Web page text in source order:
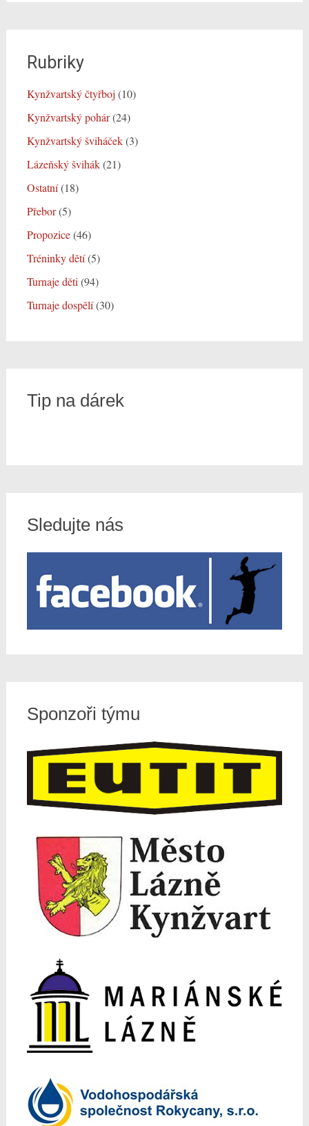
Rubriky
Kynžvartský čtyřboj (10)
Kynžvartský pohár(24)
Kynžvartský šviháček(3)
Lázeňský švihák(21)
Ostatní(18)
Přebor(5)
Propozice(46)
Tréninky dětí(5)
Turnaje děti (94)
Turnaje dospělí(30)
Tip na dárek
Sledujte nás
Sponzoři týmu